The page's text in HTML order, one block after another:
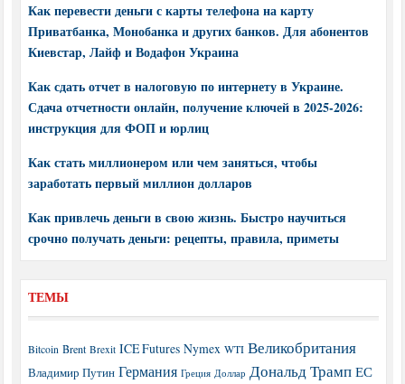
Как перевести деньги с карты телефона на карту
Приватбанка, Монобанка и других банков. Для абонентов
Киевстар, Лайф и Водафон Украина
Как сдать отчет в налоговую по интернету в Украине.
Сдача отчетности онлайн, получение ключей в 2025-2026:
инструкция для ФОП и юрлиц
Как стать миллионером или чем заняться, чтобы
заработать первый миллион долларов
Как привлечь деньги в свою жизнь. Быстро научиться
срочно получать деньги: рецепты, правила, приметы
ТЕМЫ
Bitcoin Brent Brexit ICE Futures Nymex WTI Великобритания
Владимир Путин Германия Греция Доллар Дональд Трамп ЕС